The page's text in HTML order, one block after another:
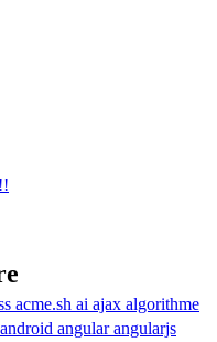
acme.sh ai ajax algorithme
android angularangularjs